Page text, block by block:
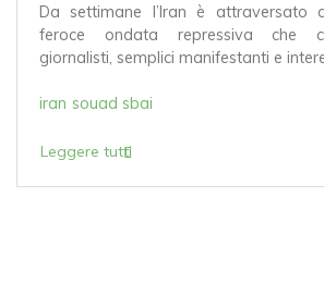
Da settimane l’Iran è attraversato
feroce ondata repressiva che
giornalisti, semplici manifestanti e
iran souad sbai
Leggere tutti